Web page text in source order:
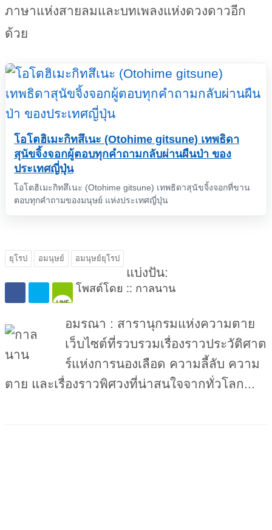
ภาษาแห่งสายลมและบทเพลงแห่งดวงดาวอีก
ด้วย
โอโตฮิเมะกิทสึเนะ (Otohime gitsune) เทพธิดา
สุนัขจิ้งจอกผู้ตอบทุกคำถามกลับผ่านผืนป่า ของ
ประเทศญี่ปุ่น
โอโตฮิเมะกิทสึเนะ (Otohime gitsune) เทพธิดาสุนัขจิ้งจอกที่ขาน
ตอบทุกคำถามของมนุษย์ แห่งประเทศญี่ปุ่น
ยุโรป อมนุษย์ อมนุษย์ยุโรป
แบ่งปัน:
โพสต์โดย :: กาลนาน
อมรณา : สารานุกรมแห่งความตาย
เว็บไซต์ที่รวบรวมเรื่องราวประวัติศาต
ร์แห่งการนองเลือด ความลี้ลับ ความ
ตาย และเรื่องราวพิศวงที่น่าสนใจจากทั่วโลก...